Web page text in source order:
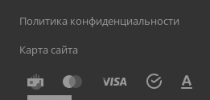
Политика конфиденциальности
Карта сайта